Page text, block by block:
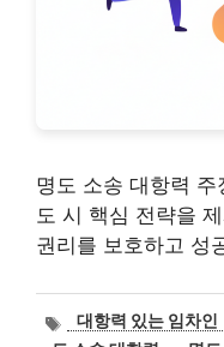
명도 소송 대항력
도 시 핵심 전략을
권리를 보호하고 성
태
그
대항력 있는 임차인